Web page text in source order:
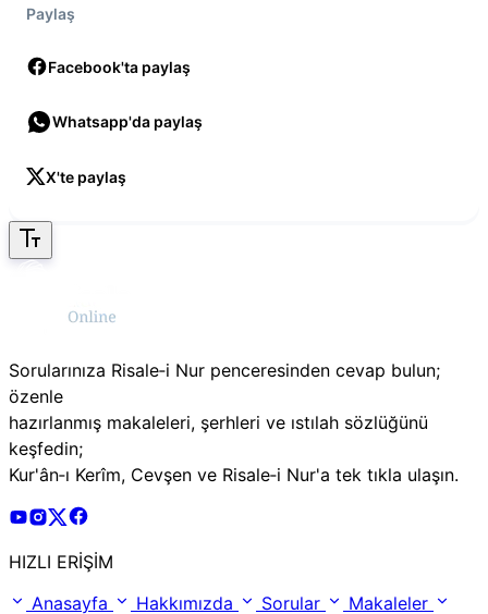
Paylaş
Facebook'ta paylaş
Whatsapp'da paylaş
X'te paylaş
Sorularınıza Risale‑i Nur penceresinden cevap bulun;
özenle
hazırlanmış makaleleri, şerhleri ve ıstılah sözlüğünü
keşfedin;
Kur'ân‑ı Kerîm, Cevşen ve Risale‑i Nur'a tek tıkla ulaşın.
Risale Online Youtube Hesabı
Risale Online Instagram Hesabı
Risale Online X Hesabı
HIZLI ERİŞİM
Anasayfa
Hakkımızda Sorular
Makaleler